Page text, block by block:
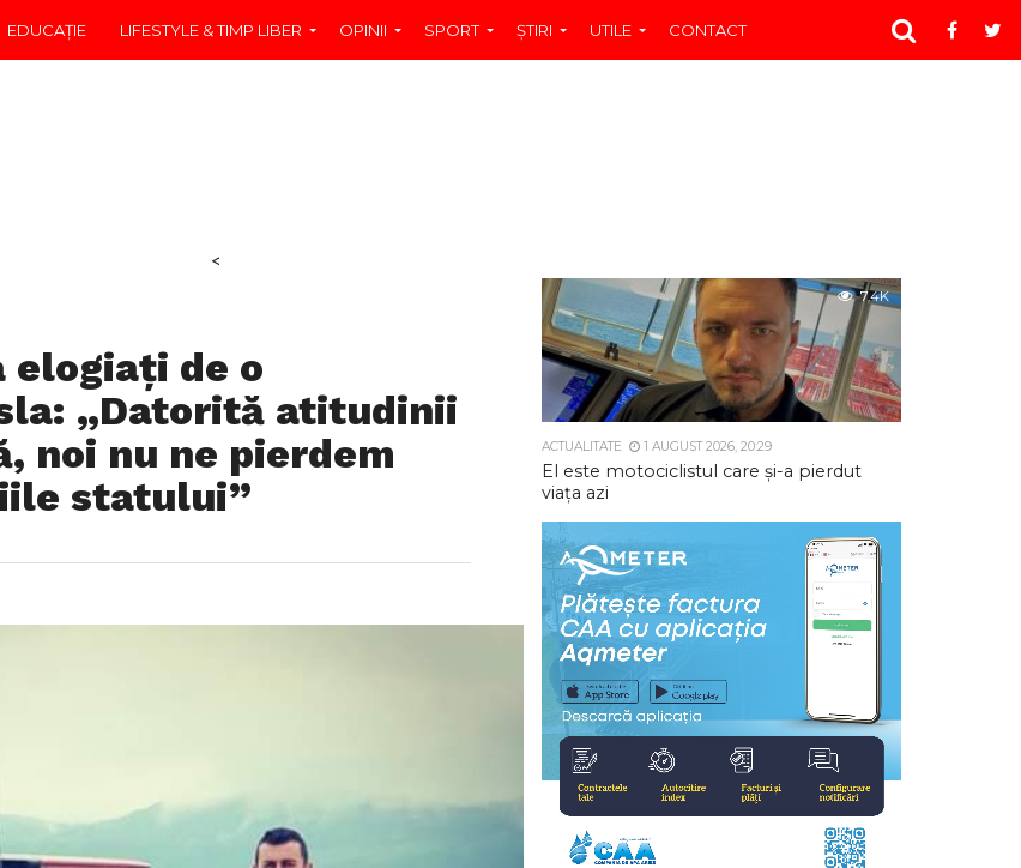
EDUCAŢIE LIFESTYLE & TIMP LIBER OPINII SPORT ŞTIRI UTILE CONTACT
<
elogiați de o
„Datorită atitudinii
noi nu ne pierdem
statului”
7.4K
ACTUALITATE 1 AUGUST 2026, 20:29
El este motociclistul care și-a pierdut
viața azi